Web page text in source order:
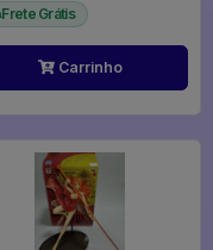
Frete Grátis
Carrinho